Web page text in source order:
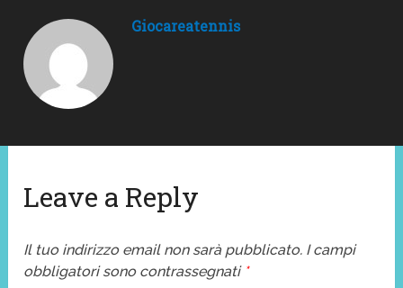
Giocareatennis
Leave a Reply
Il tuo indirizzo email non sarà pubblicato. I campi
obbligatori sono contrassegnati *